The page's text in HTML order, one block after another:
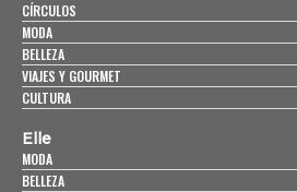
CÍRCULOS
MODA
BELLEZA
VIAJES Y GOURMET
CULTURA
Elle
MODA
BELLEZA